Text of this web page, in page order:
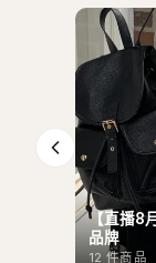
【直播8
品牌
12 件商品